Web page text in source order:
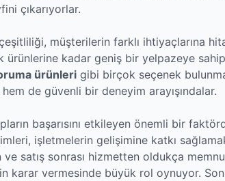
çıkarıyorlar.
müşterilerin farklı ihtiyaçlarına
kadar geniş bir yelpazeye
ürünleri gibi birçok seçenek
de güvenli bir deneyim arayışındalar.
başarısını etkileyen önemli bir
işletmelerin gelişimine katkı
satış sonrası hizmetten oldukça
karar vermesinde büyük rol oynuyor.